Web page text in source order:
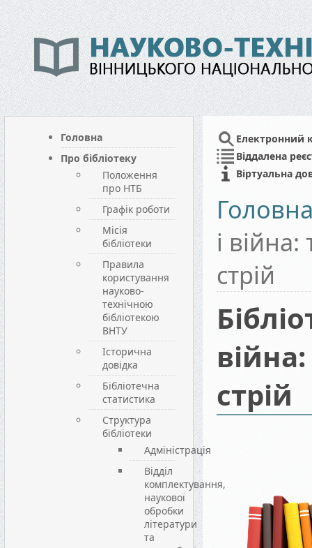
Головна
Про бібліотеку
Положення
про НТБ
Графік роботи
Місія
бібліотеки
Правила
користування
науково-
технічною
бібліотекою
ВНТУ
Історична
довідка
Бібліотечна
статистика
Структура
бібліотеки
Адміністрація
Відділ
комплектування,
наукової
обробки
літератури
та
Електронний
Віддалена
Віртуальна
і
стрій
стрій